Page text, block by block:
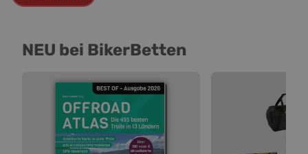
NEU bei BikerBetten